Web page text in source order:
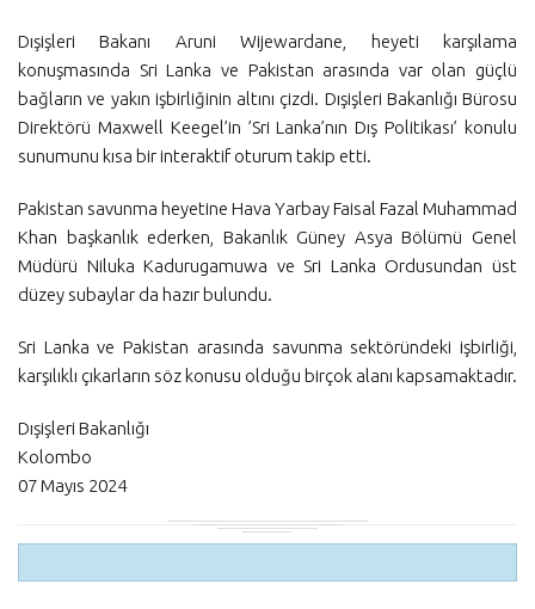
Dışişleri Bakanı Aruni Wijewardane, heyeti karşılama
konuşmasında Sri Lanka ve Pakistan arasında var olan güçlü
bağların ve yakın işbirliğinin altını çizdi. Dışişleri Bakanlığı Bürosu
Direktörü Maxwell Keegel’in ’Sri Lanka’nın Dış Politikası’ konulu
sunumunu kısa bir interaktif oturum takip etti.
Pakistan savunma heyetine Hava Yarbay Faisal Fazal Muhammad
Khan başkanlık ederken, Bakanlık Güney Asya Bölümü Genel
Müdürü Niluka Kadurugamuwa ve Sri Lanka Ordusundan üst
düzey subaylar da hazır bulundu.
Sri Lanka ve Pakistan arasında savunma sektöründeki işbirliği,
karşılıklı çıkarların söz konusu olduğu birçok alanı kapsamaktadır.
Dışişleri Bakanlığı
Kolombo
07 Mayıs 2024